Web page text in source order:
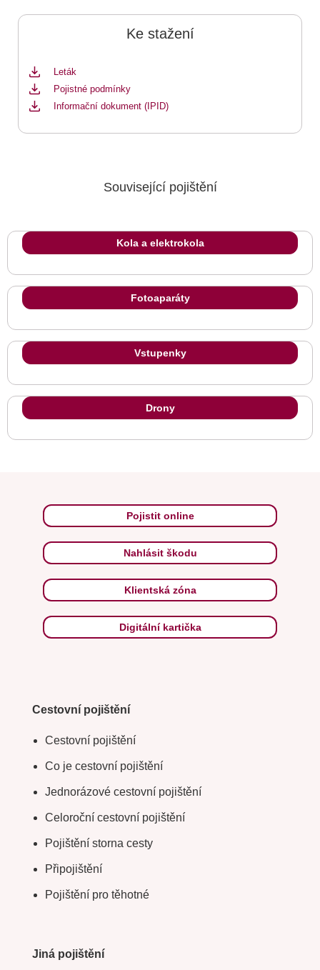
Ke stažení
Leták
Pojistné podmínky
Informační dokument (IPID)
Související pojištění
Kola a elektrokola
Fotoaparáty
Vstupenky
Drony
Pojistit online
Nahlásit škodu
Klientská zóna
Digitální kartička
Cestovní pojištění
Cestovní pojištění
Co je cestovní pojištění
Jednorázové cestovní pojištění
Celoroční cestovní pojištění
Pojištění storna cesty
Připojištění
Pojištění pro těhotné
Jiná pojištění